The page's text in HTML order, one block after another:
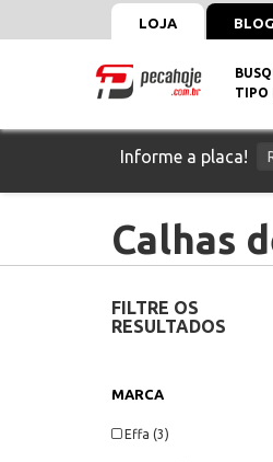
LOJA BLOG
TIPO
Informe a placa!
Calhas
FILTRE OS
RESULTADOS
MARCA
Effa (3)